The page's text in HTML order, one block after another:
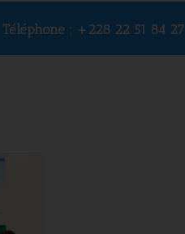
Téléphone : +228 22 51 84 27